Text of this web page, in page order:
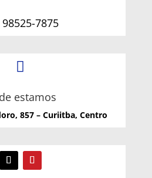
98525-7875

estamos
857 – Curiitba, Centro